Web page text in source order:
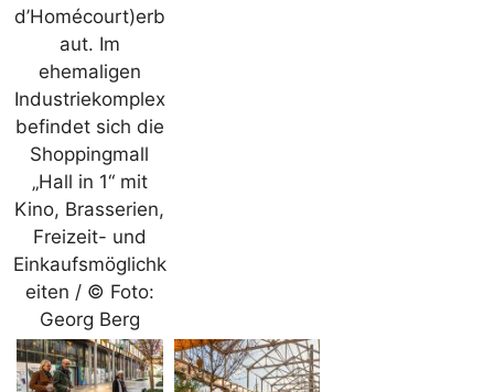
d’Homécourt)erb
aut. Im
ehemaligen
Industriekomplex
befindet sich die
Shoppingmall
„Hall in 1“ mit
Kino, Brasserien,
Freizeit- und
Einkaufsmöglichk
eiten / © Foto:
Georg Berg